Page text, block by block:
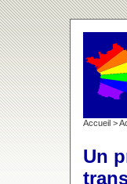
Accueil >
Un